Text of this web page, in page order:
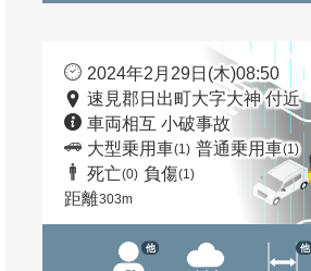
2024年2月29日(木)08:50
速見郡日出町大字大神 付近
車両相互 小破事故
大型乗用車(1) 普通乗用車(1)
死亡(0) 負傷(1)
距離303m
他 他